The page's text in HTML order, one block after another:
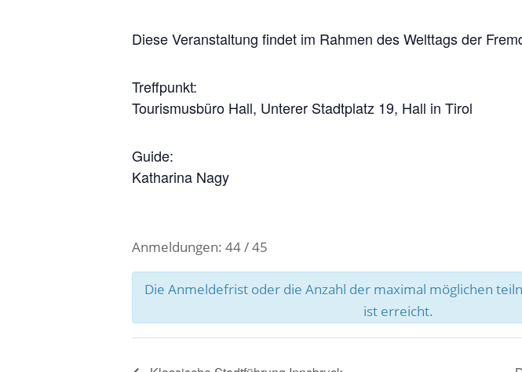
Diese Veranstaltung findet im Rahmen des Welttags der
Treffpunkt:
Tourismusbüro Hall, Unterer Stadtplatz 19, Hall in Tirol
Guide:
Katharina Nagy
Anmeldungen: 44 / 45
Die Anmeldefrist oder die Anzahl der maximal möglichen
ist erreicht.